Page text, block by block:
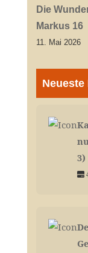
Die
Markus 16
11. Mai 2026
3)